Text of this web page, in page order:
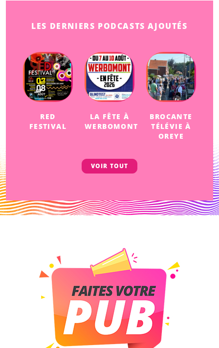
LES DERNIERS PODCASTS AJOUTÉS
RED
FESTIVAL
LA FÊTE À
WERBOMONT
BROCANTE
TÉLÉVIE À
OREYE
VOIR TOUT